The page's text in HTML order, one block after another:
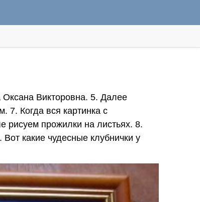
Викторовна. 5. Далее
7. Когда вся картинка с
рисуем прожилки на листьях. 8.
какие чудесные клубнички у